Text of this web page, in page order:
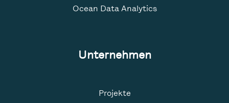
Ocean Data Analytics
Unternehmen
Projekte